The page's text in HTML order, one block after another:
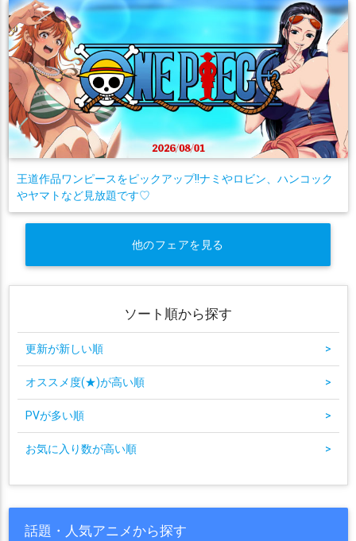
王道作品ワンピースをピックアップ!!ナミやロビン、ハンコック
やヤマトなど見放題です♡
他のフェアを見る
ソート順から探す
更新が新しい順 >
オススメ度(★)が高い順 >
PVが多い順 >
お気に入り数が高い順 >
話題・人気アニメから探す